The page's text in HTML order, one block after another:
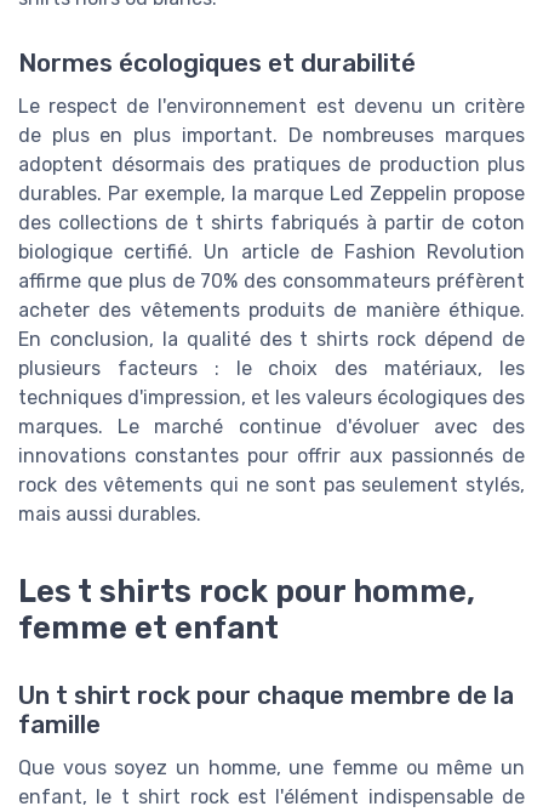
Normes écologiques et durabilité
Le respect de l'environnement est devenu un critère
de plus en plus important. De nombreuses marques
adoptent désormais des pratiques de production plus
durables. Par exemple, la marque Led Zeppelin propose
des collections de t shirts fabriqués à partir de coton
biologique certifié. Un article de Fashion Revolution
affirme que plus de 70% des consommateurs préfèrent
acheter des vêtements produits de manière éthique.
En conclusion, la qualité des t shirts rock dépend de
plusieurs facteurs : le choix des matériaux, les
techniques d'impression, et les valeurs écologiques des
marques. Le marché continue d'évoluer avec des
innovations constantes pour offrir aux passionnés de
rock des vêtements qui ne sont pas seulement stylés,
mais aussi durables.
Les t shirts rock pour homme,
femme et enfant
Un t shirt rock pour chaque membre de la
famille
Que vous soyez un homme, une femme ou même un
enfant, le t shirt rock est l'élément indispensable de